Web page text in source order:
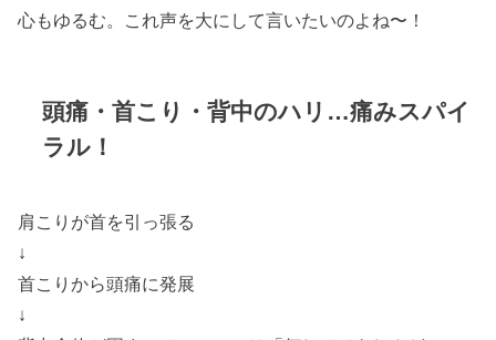
心もゆるむ。これ声を大にして言いたいのよね〜！
頭痛・首こり・背中のハリ…痛みスパイ
ラル！
肩こりが首を引っ張る
↓
首こりから頭痛に発展
↓